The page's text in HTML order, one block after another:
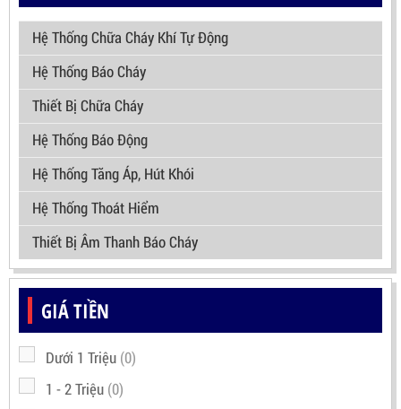
Hệ Thống Chữa Cháy Khí Tự Động
Hệ Thống Báo Cháy
Thiết Bị Chữa Cháy
Hệ Thống Báo Động
Hệ Thống Tăng Áp, Hút Khói
Hệ Thống Thoát Hiểm
Thiết Bị Âm Thanh Báo Cháy
GIÁ TIỀN
Dưới 1 Triệu (0)
1 - 2 Triệu (0)